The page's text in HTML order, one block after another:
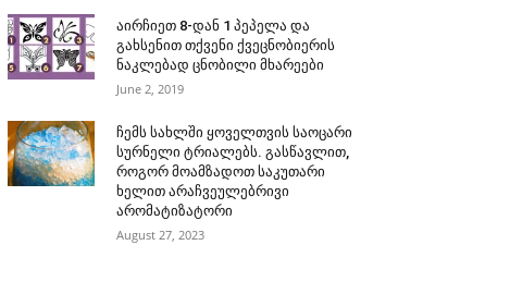
აირჩიეთ 8-დან 1 პეპელა და
გახსენით თქვენი ქვეცნობიერის
ნაკლებად ცნობილი მხარეები
June 2, 2019
ჩემს სახლში ყოველთვის საოცარი
სურნელი ტრიალებს. გასწავლით,
როგორ მოამზადოთ საკუთარი
ხელით არაჩვეულებრივი
არომატიზატორი
August 27, 2023